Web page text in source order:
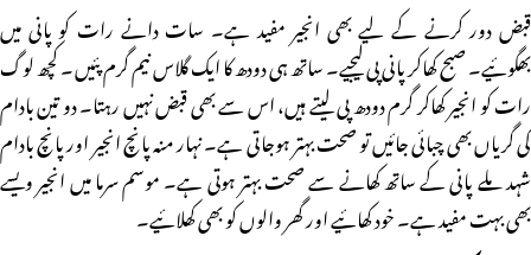
قبض دور کرنے کے لیے بھی انجیر مفید ہے۔ سات دانے رات کو پانی میں
بھگوئیے۔ صبح کھاکر پانی پی لیجیے۔ ساتھ ہی دودھ کا ایک گلاس نیم گرم پئیں۔ کچھ لوگ
رات کو انجیر کھاکر گرم دودھ پی لیتے ہیں، اس سے بھی قبض نہیں رہتا۔ دو تین بادام
کی گریاں بھی چبائی جائیں تو صحت بہتر ہوجاتی ہے۔ نہار منہ پانچ انجیر اور پانچ بادام
شہد ملے پانی کے ساتھ کھانے سے صحت بہتر ہوتی ہے۔ موسم سرما میں انجیر ویسے
بھی بہت مفید ہے۔ خود کھائیے اور گھر والوں کو بھی کھلائیے۔